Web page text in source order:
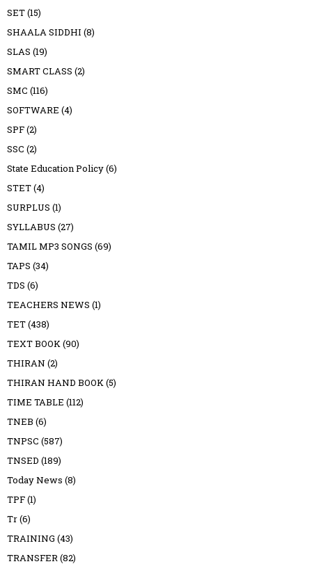
SET(15)
SHAALA SIDDHI (8)
SLAS (19)
SMART CLASS (2)
SMC (116)
SOFTWARE (4)
SPF(2)
SSC (2)
State Education Policy(6)
STET(4)
SURPLUS (1)
SYLLABUS (27)
TAMIL MP3 SONGS (69)
TAPS (34)
TDS (6)
TEACHERS NEWS (1)
TET(438)
TEXT BOOK(90)
THIRAN (2)
THIRAN HAND BOOK(5)
TIME TABLE (112)
TNEB (6)
TNPSC (587)
TNSED (189)
Today News (8)
TPF(1)
Tr(6)
TRAINING (43)
TRANSFER(82)